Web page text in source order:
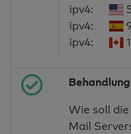
ipv4:
ipv4:
ipv4:
Wie soll
Mail